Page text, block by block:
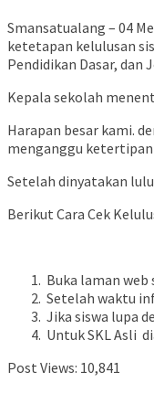
Smansatualang – 04
ketetapan kelulusan
Pendidikan Dasar, dan
Kepala sekolah
Harapan besar kami.
menganggu
Setelah dinyatakan
Berikut Cara Cek
Buka laman
Setelah waktu
Jika siswa lupa
Untuk SKL Asli
Post Views: 10,841